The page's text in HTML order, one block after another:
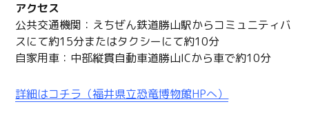
アクセス
公共交通機関：えちぜん鉄道勝山駅からコミュニティバ
スにて約15分またはタクシーにて約10分
自家用車：中部縦貫自動車道勝山ICから車で約10分
詳細はコチラ（福井県立恐竜博物館HPへ）